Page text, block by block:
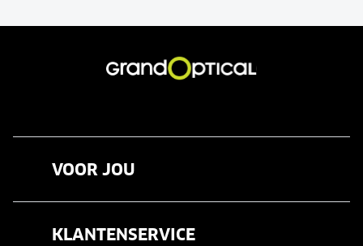
VOOR JOU
KLANTENSERVICE